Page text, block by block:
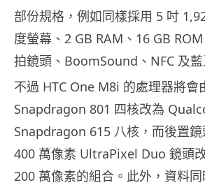
部份規格，例如同樣採用 5 吋
度螢幕、2 GB RAM、16 GB
拍鏡頭、BoomSound、NFC 及藍
不過 HTC One M8i 的處理器將
Snapdragon 801 四核改為
Snapdragon 615 八核，而後置
400 萬像素 UltraPixel Duo 鏡頭
200 萬像素的組合。此外，資料